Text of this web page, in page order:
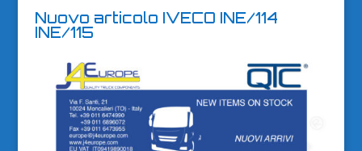
Nuovo articolo IVECO INE/114
INE/115